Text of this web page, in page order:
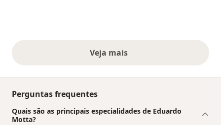
Veja maisopiniões acima
Perguntas frequentes
Quais são as principais especialidades de Eduardo
Motta?